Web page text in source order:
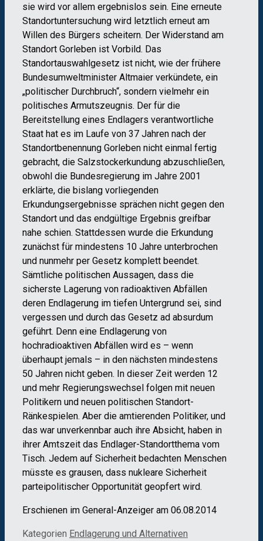
sie wird vor allem ergebnislos sein. Eine erneute
Standortuntersuchung wird letztlich erneut am
Willen des Bürgers scheitern. Der Widerstand am
Standort Gorleben ist Vorbild. Das
Standortauswahlgesetz ist nicht, wie der frühere
Bundesumweltminister Altmaier verkündete, ein
„politischer Durchbruch“, sondern vielmehr ein
politisches Armutszeugnis. Der für die
Bereitstellung eines Endlagers verantwortliche
Staat hat es im Laufe von 37 Jahren nach der
Standortbenennung Gorleben nicht einmal fertig
gebracht, die Salzstockerkundung abzuschließen,
obwohl die Bundesregierung im Jahre 2001
erklärte, die bislang vorliegenden
Erkundungsergebnisse sprächen nicht gegen den
Standort und das endgültige Ergebnis greifbar
nahe schien. Stattdessen wurde die Erkundung
zunächst für mindestens 10 Jahre unterbrochen
und nunmehr per Gesetz komplett beendet.
Sämtliche politischen Aussagen, dass die
sicherste Lagerung von radioaktiven Abfällen
deren Endlagerung im tiefen Untergrund sei, sind
vergessen und durch das Gesetz ad absurdum
geführt. Denn eine Endlagerung von
hochradioaktiven Abfällen wird es – wenn
überhaupt jemals – in den nächsten mindestens
50 Jahren nicht geben. In dieser Zeit werden 12
und mehr Regierungswechsel folgen mit neuen
Politikern und neuen politischen Standort-
Ränkespielen. Aber die amtierenden Politiker, und
das war unverkennbar auch ihre Absicht, haben in
ihrer Amtszeit das Endlager-Standortthema vom
Tisch. Jedem auf Sicherheit bedachten Menschen
müsste es grausen, dass nukleare Sicherheit
parteipolitischer Opportunität geopfert wird.
Erschienen im General-Anzeiger am 06.08.2014
Kategorien Endlagerung und Alternativen